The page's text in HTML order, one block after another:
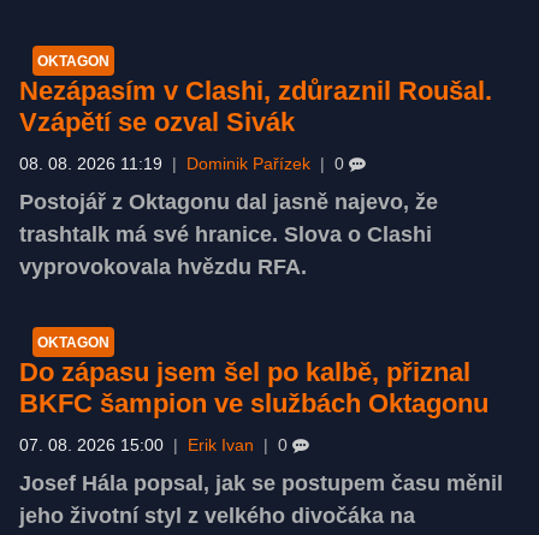
OKTAGON
Nezápasím v Clashi, zdůraznil Roušal.
Vzápětí se ozval Sivák
08. 08. 2026 11:19 Dominik Pařízek 0
Postojář z Oktagonu dal jasně najevo, že
trashtalk má své hranice. Slova o Clashi
vyprovokovala hvězdu RFA.
OKTAGON
Do zápasu jsem šel po kalbě, přiznal
BKFC šampion ve službách Oktagonu
07. 08. 2026 15:00 Erik Ivan 0
Josef Hála popsal, jak se postupem času měnil
jeho životní styl z velkého divočáka na